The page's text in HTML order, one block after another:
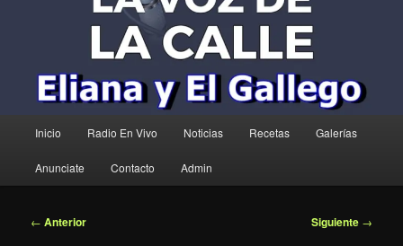
principal
Inicio Radio En Vivo Noticias Recetas Galerías
Anunciate Contacto Admin
Navegación
← Anterior Siguiente →